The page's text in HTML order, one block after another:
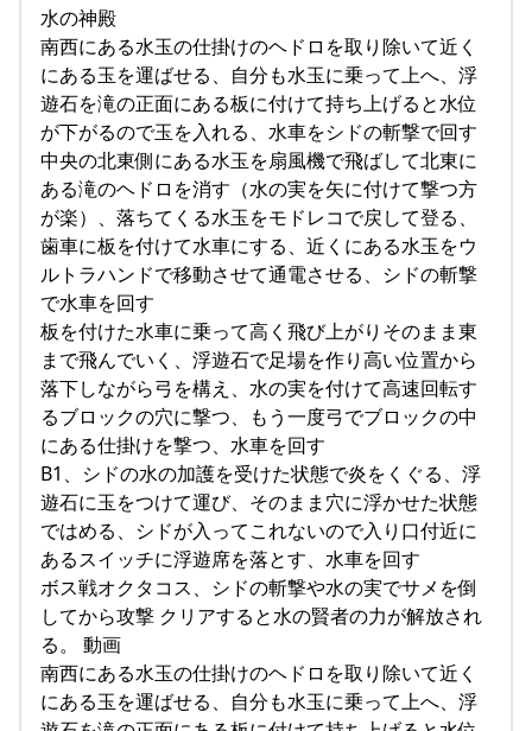
水の神殿
南西にある水玉の仕掛けのヘドロを取り除いて近く
にある玉を運ばせる、自分も水玉に乗って上へ、浮
遊石を滝の正面にある板に付けて持ち上げると水位
が下がるので玉を入れる、水車をシドの斬撃で回す
中央の北東側にある水玉を扇風機で飛ばして北東に
ある滝のヘドロを消す（水の実を矢に付けて撃つ方
が楽）、落ちてくる水玉をモドレコで戻して登る、
歯車に板を付けて水車にする、近くにある水玉をウ
ルトラハンドで移動させて通電させる、シドの斬撃
で水車を回す
板を付けた水車に乗って高く飛び上がりそのまま東
まで飛んでいく、浮遊石で足場を作り高い位置から
落下しながら弓を構え、水の実を付けて高速回転す
るブロックの穴に撃つ、もう一度弓でブロックの中
にある仕掛けを撃つ、水車を回す
B1、シドの水の加護を受けた状態で炎をくぐる、浮
遊石に玉をつけて運び、そのまま穴に浮かせた状態
ではめる、シドが入ってこれないので入り口付近に
あるスイッチに浮遊席を落とす、水車を回す
ボス戦オクタコス、シドの斬撃や水の実でサメを倒
してから攻撃 クリアすると水の賢者の力が解放され
る。 動画
南西にある水玉の仕掛けのヘドロを取り除いて近く
にある玉を運ばせる、自分も水玉に乗って上へ、浮